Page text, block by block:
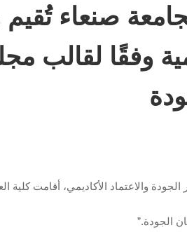
صنعاء
وفقًا لقالب
والاعتماد الأكاديمي، أقامت كلية
الجودة.”